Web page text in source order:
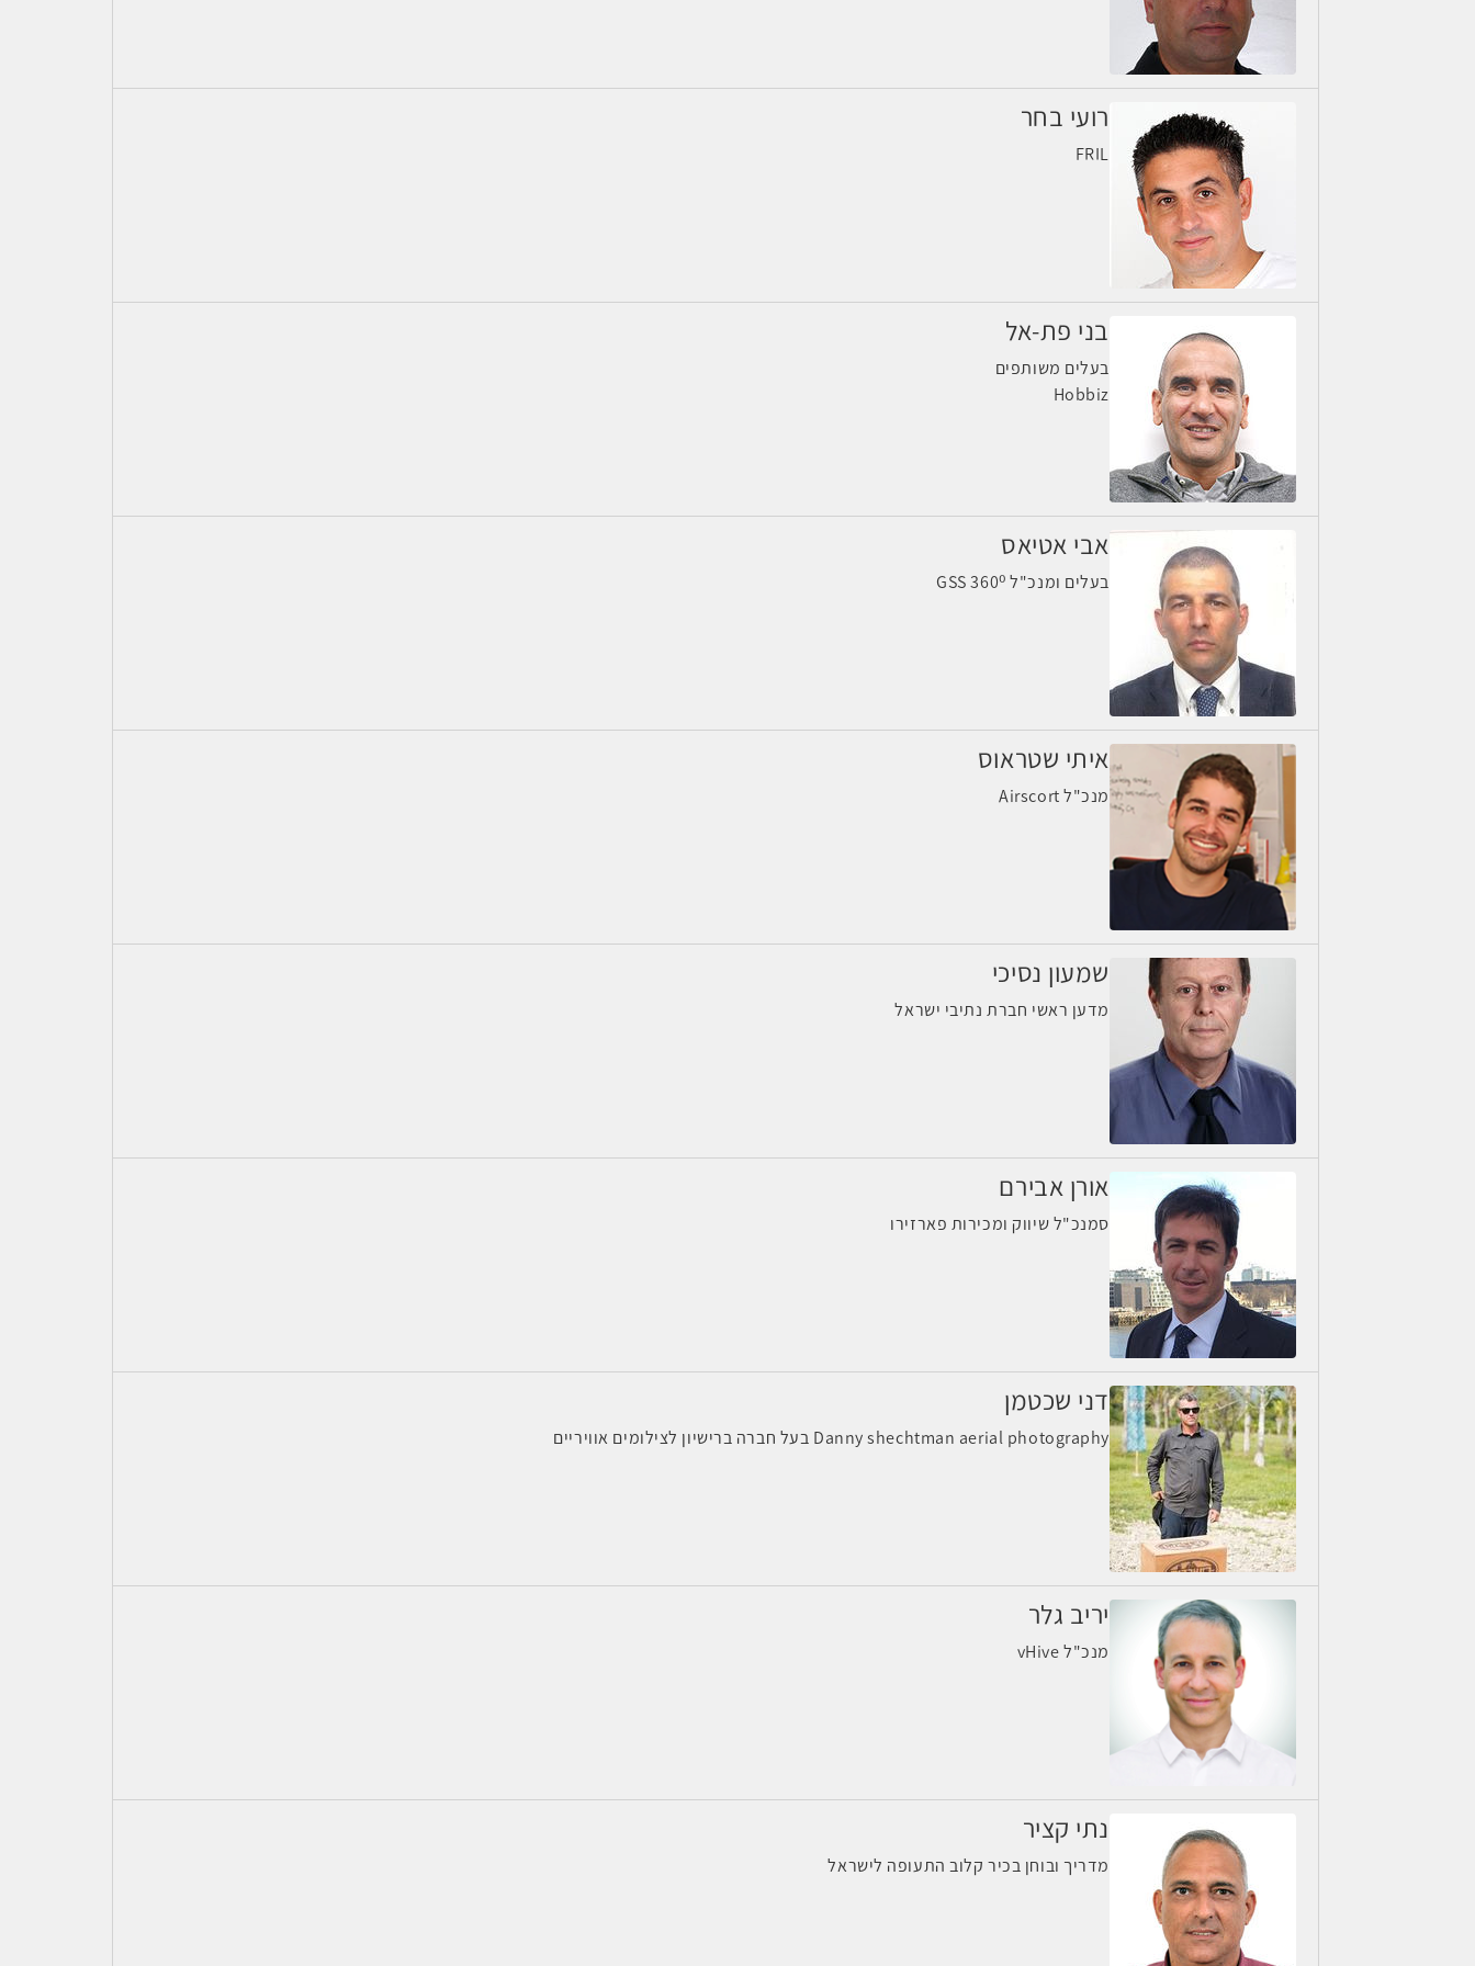
רועי בחר
FRIL
בני פת-אל
בעלים משותפים
Hobbiz
אבי אטיאס
בעלים ומנכ"ל GSS 360⁰
איתי שטראוס
מנכ"ל Airscort
שמעון נסיכי
מדען ראשי חברת נתיבי ישראל
אורן אבירם
סמנכ"ל שיווק ומכירות פארזירו
דני שכטמן
Danny shechtman aerial photography בעל חברה ברישיון לצילומים אוויריים
יריב גלר
מנכ"ל vHive
נתי קציר
מדריך ובוחן בכיר קלוב התעופה לישראל